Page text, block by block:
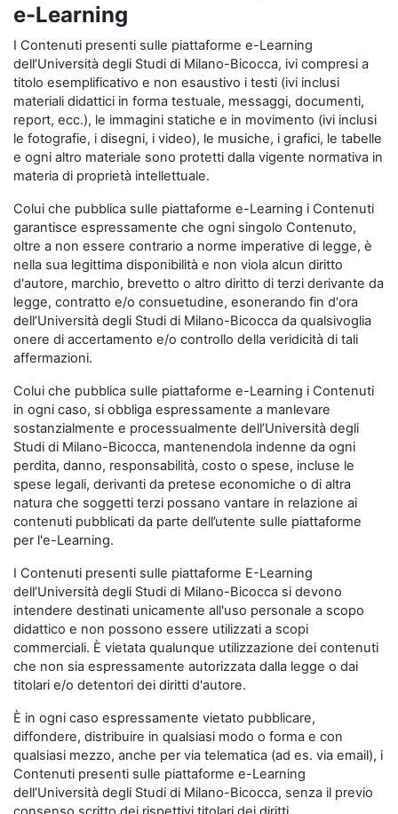
e-Learning
I Contenuti presenti sulle piattaforme e-Learning
dell’Università degli Studi di Milano-Bicocca, ivi compresi a
titolo esemplificativo e non esaustivo i testi (ivi inclusi
materiali didattici in forma testuale, messaggi, documenti,
report, ecc.), le immagini statiche e in movimento (ivi inclusi
le fotografie, i disegni, i video), le musiche, i grafici, le tabelle
e ogni altro materiale sono protetti dalla vigente normativa in
materia di proprietà intellettuale.
Colui che pubblica sulle piattaforme e-Learning i Contenuti
garantisce espressamente che ogni singolo Contenuto,
oltre a non essere contrario a norme imperative di legge, è
nella sua legittima disponibilità e non viola alcun diritto
d'autore, marchio, brevetto o altro diritto di terzi derivante da
legge, contratto e/o consuetudine, esonerando fin d'ora
dell’Università degli Studi di Milano-Bicocca da qualsivoglia
onere di accertamento e/o controllo della veridicità di tali
affermazioni.
Colui che pubblica sulle piattaforme e-Learning i Contenuti
in ogni caso, si obbliga espressamente a manlevare
sostanzialmente e processualmente dell’Università degli
Studi di Milano-Bicocca, mantenendola indenne da ogni
perdita, danno, responsabilità, costo o spese, incluse le
spese legali, derivanti da pretese economiche o di altra
natura che soggetti terzi possano vantare in relazione ai
contenuti pubblicati da parte dell’utente sulle piattaforme
per l'e-Learning.
I Contenuti presenti sulle piattaforme E-Learning
dell’Università degli Studi di Milano-Bicocca si devono
intendere destinati unicamente all'uso personale a scopo
didattico e non possono essere utilizzati a scopi
commerciali. È vietata qualunque utilizzazione dei contenuti
che non sia espressamente autorizzata dalla legge o dai
titolari e/o detentori dei diritti d'autore.
È in ogni caso espressamente vietato pubblicare,
diffondere, distribuire in qualsiasi modo o forma e con
qualsiasi mezzo, anche per via telematica (ad es. via email), i
Contenuti presenti sulle piattaforme e-Learning
dell’Università degli Studi di Milano-Bicocca, senza il previo